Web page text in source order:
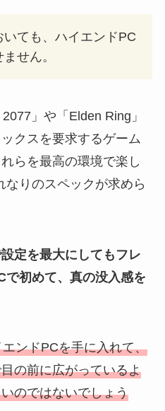
ても、ハイエンドPC
せん。
」や「Elden Ring」
クスを要求するゲーム
らを最高の環境で楽し
なりのスペックが求めら
定を最大にしてもフレ
で初めて、真の没入感を
ンドPCを手に入れて、
の前に広がっているよ
のではないでしょう